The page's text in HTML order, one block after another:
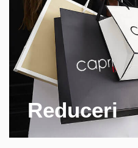
Reduceri